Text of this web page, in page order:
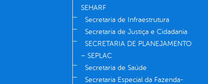
SEHARF
Secretaria de Infraestrutura
Secretaria de Justiça e Cidadania
SECRETARIA DE PLANEJAMENTO
– SEPLAC
Secretaria de Saúde
Secretaria Especial da Fazenda-